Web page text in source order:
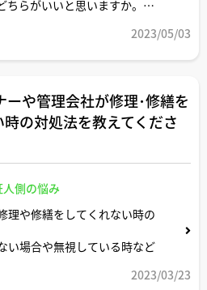
ちらがいいと思いますか。家
2023/05/03
や管理会社が修理･修繕を
の対処法を教えてくださ
側の悩み
理や修繕をしてくれない時の
い場合や無視している時など
2023/03/23